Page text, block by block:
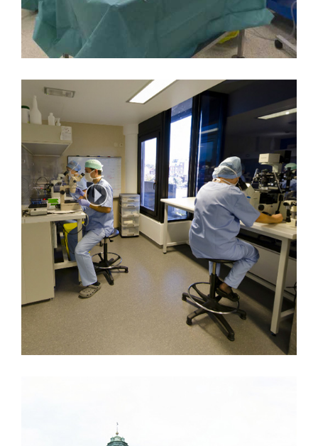
PROCRÉATION MÉDICALEMENT ASSISTÉE
(PMA)